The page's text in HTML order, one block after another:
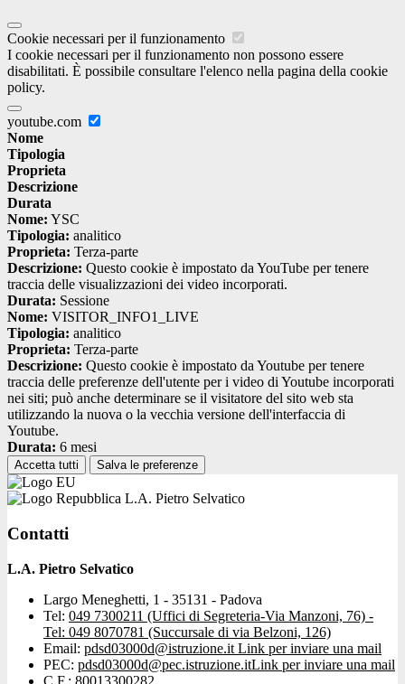
Cookie necessari per il funzionamento
I cookie necessari per il funzionamento non possono essere
disabilitati. È possibile consultare l'elenco nella pagina della cookie
policy.
youtube.com
Nome
Tipologia
Proprieta
Descrizione
Durata
Nome: YSC
Tipologia: analitico
Proprieta: Terza-parte
Descrizione: Questo cookie è impostato da YouTube per tenere
traccia delle visualizzazioni dei video incorporati.
Durata: Sessione
Nome: VISITOR_INFO1_LIVE
Tipologia: analitico
Proprieta: Terza-parte
Descrizione: Questo cookie è impostato da Youtube per tenere
traccia delle preferenze dell'utente per i video di Youtube incorporati
nei siti; può anche determinare se il visitatore del sito web sta
utilizzando la nuova o la vecchia versione dell'interfaccia di
Youtube.
Durata: 6 mesi
Accetta tutti Salva le preferenze
L.A. Pietro Selvatico
Contatti
L.A. Pietro Selvatico
Largo Meneghetti, 1 - 35131 - Padova
Tel: 049 7300211 (Uffici di Segreteria-Via Manzoni, 76) -
Tel: 049 8070781 (Succursale di via Belzoni, 126)
Email: pdsd03000d@istruzione.it Link per inviare una mail
PEC: pdsd03000d@pec.istruzione.itLink per inviare una mail
C.F.: 80013300282